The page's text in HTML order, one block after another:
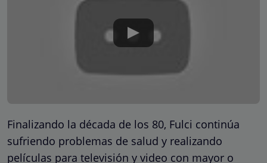
Finalizando la década de los 80, Fulci continúa
sufriendo problemas de salud y realizando
películas para televisión y video con mayor o